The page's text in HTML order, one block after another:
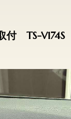
付 TS-